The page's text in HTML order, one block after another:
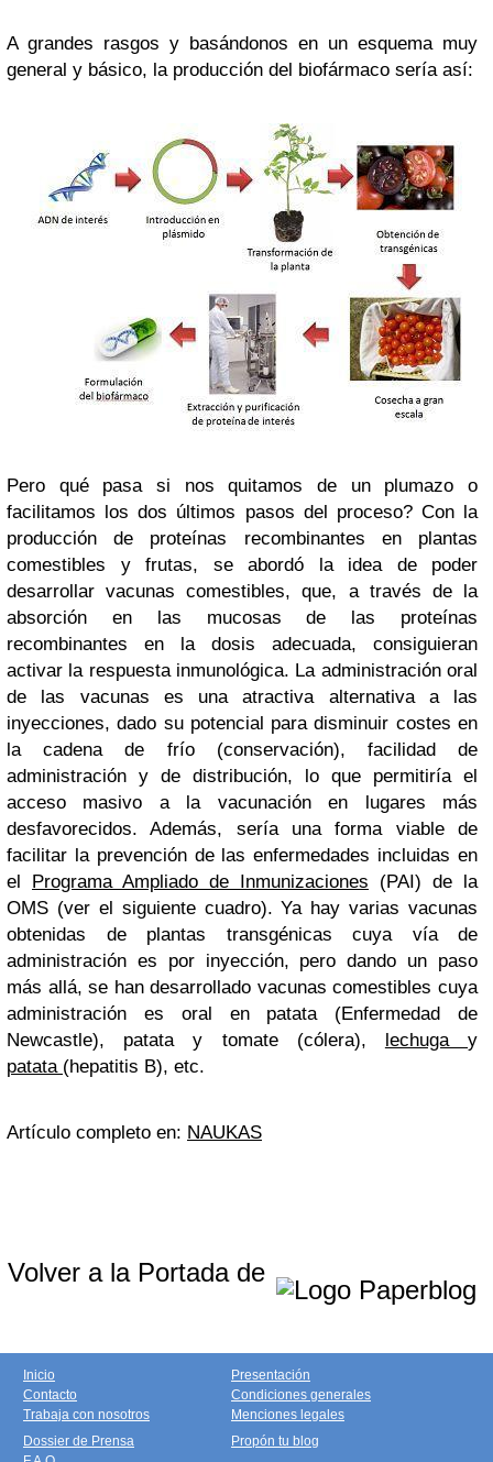
A grandes rasgos y basándonos en un esquema muy
general y básico, la producción del biofármaco sería así:
Pero qué pasa si nos quitamos de un plumazo o
facilitamos los dos últimos pasos del proceso? Con la
producción de proteínas recombinantes en plantas
comestibles y frutas, se abordó la idea de poder
desarrollar vacunas comestibles, que, a través de la
absorción en las mucosas de las proteínas
recombinantes en la dosis adecuada, consiguieran
activar la respuesta inmunológica. La administración oral
de las vacunas es una atractiva alternativa a las
inyecciones, dado su potencial para disminuir costes en
la cadena de frío (conservación), facilidad de
administración y de distribución, lo que permitiría el
acceso masivo a la vacunación en lugares más
desfavorecidos. Además, sería una forma viable de
facilitar la prevención de las enfermedades incluidas en
el Programa Ampliado de Inmunizaciones (PAI) de la
OMS (ver el siguiente cuadro). Ya hay varias vacunas
obtenidas de plantas transgénicas cuya vía de
administración es por inyección, pero dando un paso
más allá, se han desarrollado vacunas comestibles cuya
administración es oral en patata (Enfermedad de
Newcastle), patata y tomate (cólera), lechugay
patata (hepatitis B), etc.
Artículo completo en: NAUKAS
Volver a la Portada de
Inicio
Contacto
Trabaja con nosotros
Presentación
Condiciones generales
Menciones legales
Dossier de Prensa
Propón tu blog